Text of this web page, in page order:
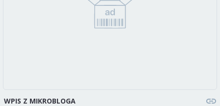
WPIS Z MIKROBLOGA